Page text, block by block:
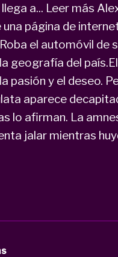
a... Leer más
página de
el automóvil de
geografía del
pasión y el deseo.
aparece
lo afirman. La
jalar mientras